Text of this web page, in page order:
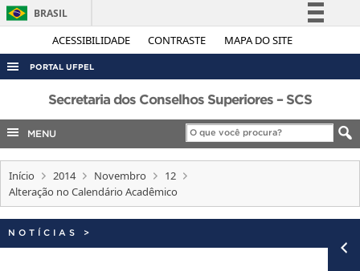
ACESSIBILIDADE CONTRASTE MAPA DO SITE
BRASIL
Simplifique!
Acesso à informação
Legislação
Canais
PORTAL UFPEL
ACESSO À INFORMAÇÃO
AUDITORIA
COBALTO
CONCURSOS
INTERNACIONAL
Secretaria dos Conselhos Superiores – SCS
MENU
Início 2014 Novembro
12
Alteração no Calendário Acadêmico
NOTÍCIAS >